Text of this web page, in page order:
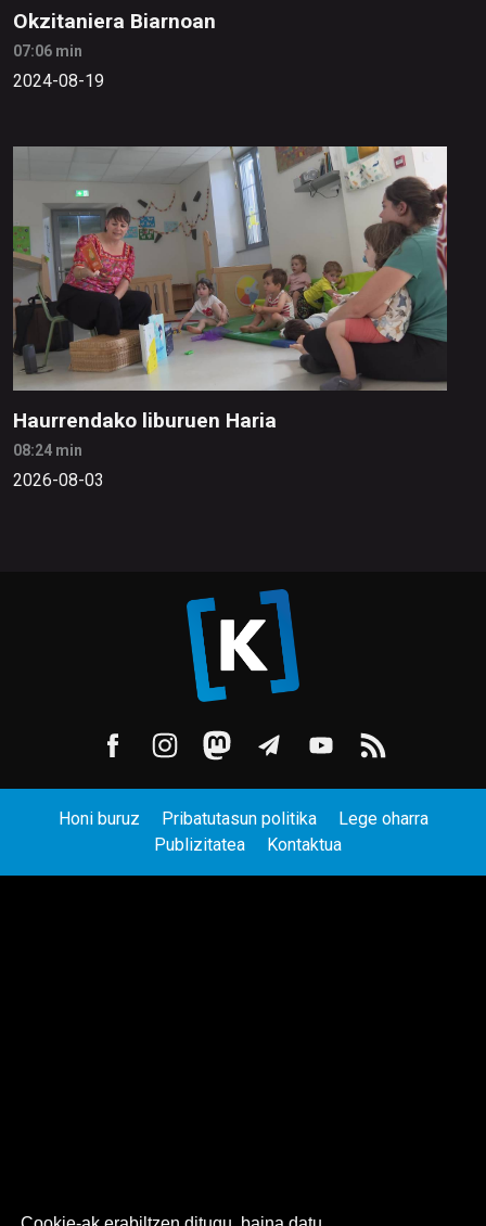
Okzitaniera Biarnoan
07:06 min
2024-08-19
Haurrendako liburuen Haria
08:24 min
2026-08-03
Honi buruz Pribatutasun politika
Lege oharra
Publizitatea
Kontaktua